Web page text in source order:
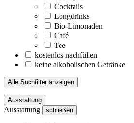
Cocktails
Longdrinks
Bio-Limonaden
Café
Tee
kostenlos nachfüllen
keine alkoholischen Getränke
Alle Suchfilter anzeigen
Ausstattung
Ausstattung schließen